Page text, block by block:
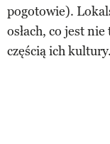
pogotowie).
osłach, co jest
częścią ich kultury.